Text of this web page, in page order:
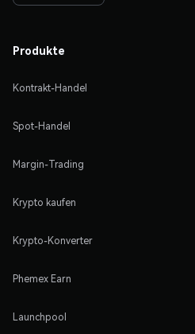
Produkte
Kontrakt-Handel
Spot-Handel
Margin-Trading
Krypto kaufen
Krypto-Konverter
Phemex Earn
Launchpool